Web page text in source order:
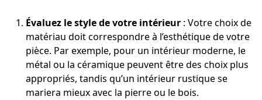
Évaluez le style de votre intérieur : Votre choix de
matériau doit correspondre à l’esthétique de votre
pièce. Par exemple, pour un intérieur moderne, le
métal ou la céramique peuvent être des choix plus
appropriés, tandis qu’un intérieur rustique se
mariera mieux avec la pierre ou le bois.